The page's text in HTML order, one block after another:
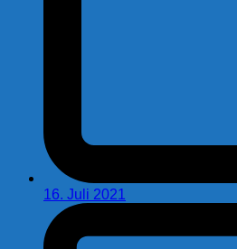
16. Juli 2021